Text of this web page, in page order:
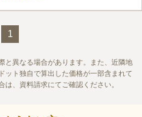
ません。
1
と異なる場合があります。また、近隣地
ット独自で算出した価格が一部含まれて
、資料請求にてご確認ください。